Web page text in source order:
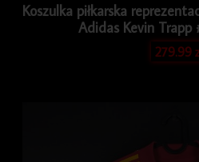
Koszulka piłkarska
Adidas Kevin
279.99